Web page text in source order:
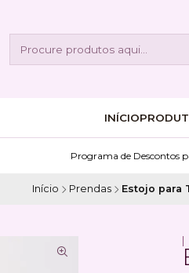
INÍCIO
Programa de Descontos
Início Prendas Estojo para